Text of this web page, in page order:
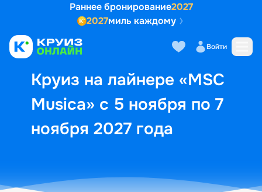
Раннее бронирование2027
2027миль каждому
Войти
Круиз на лайнере «MSC
Musica» с 5 ноября по 7
ноября 2027 года
Выбор кают Маршрут и